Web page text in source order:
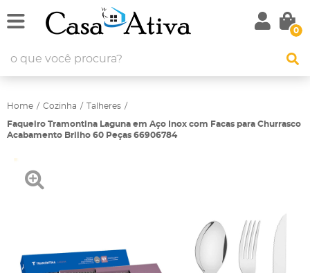
0
Home Cozinha Talheres
Faqueiro Tramontina Laguna em Aço Inox com Facas para Churrasco
Acabamento Brilho 60 Peças 66906784